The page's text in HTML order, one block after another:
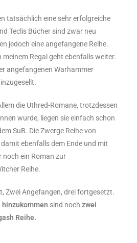
tatsächlich eine sehr erfolgreiche
Teclis Bücher sind zwar neu
jedoch eine angefangene Reihe.
meinem Regal geht ebenfalls weiter.
angefangenen Warhammer
die Uthred-Romane, trotzdessen
wurde, liegen sie einfach schon
SuB. Die Zwerge Reihe von
ebenfalls dem Ende und mit
noch ein Roman zur
Reihe.
Zwei Angefangen, drei fortgesetzt.
hinzukommen sind nochzwei
Reihe.